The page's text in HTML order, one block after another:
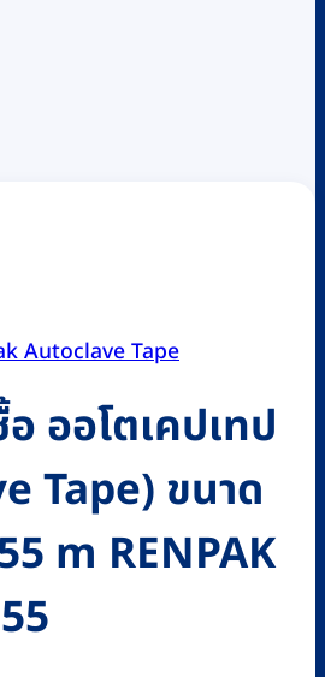
ออโตเคปเทป
Tape) ขนาด
m RENPAK